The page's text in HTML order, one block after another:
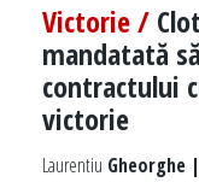
Victorie /
mandatată
contractului
victorie
Laurentiu Gheorghe |